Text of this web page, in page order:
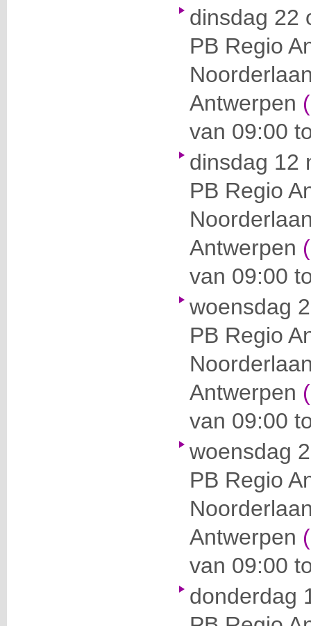
dinsdag 22
PB Regio
Antwerpen
van 09:00
dinsdag 12
PB Regio
Antwerpen
van 09:00
woensdag
PB Regio
Antwerpen
van 09:00
woensdag
PB Regio
Antwerpen
van 09:00
donderdag